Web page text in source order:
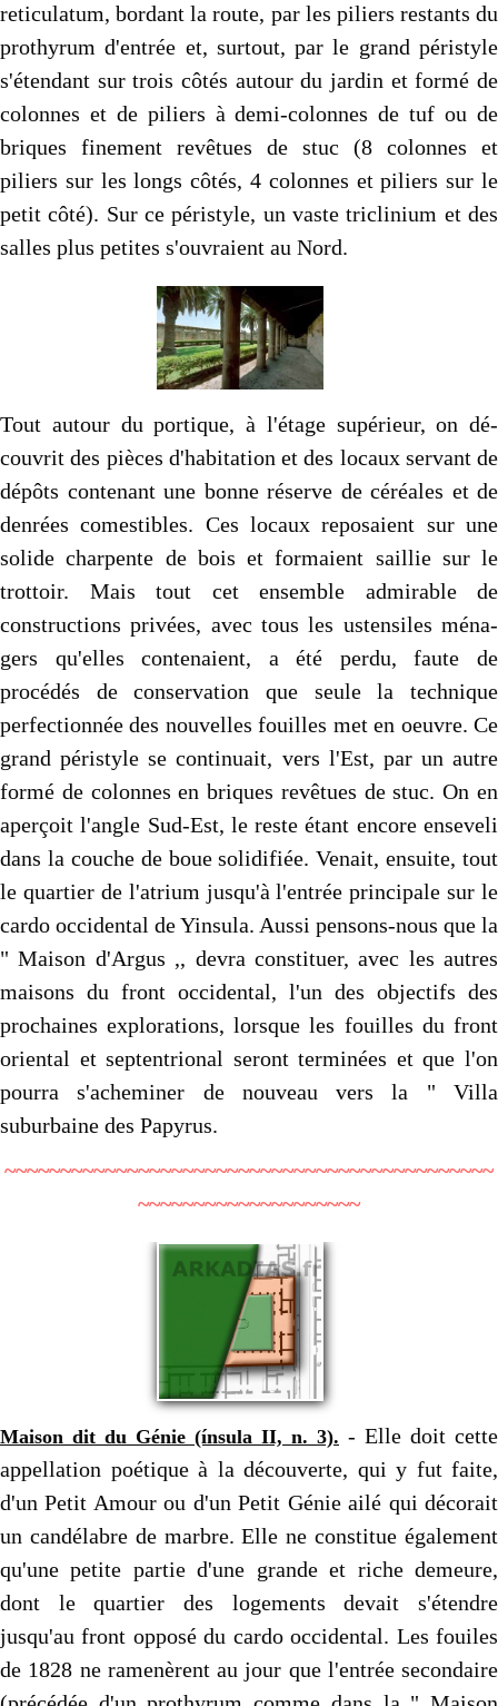
reticulatum, bordant la route, par les piliers restants du
prothyrum d'entrée et, surtout, par le grand péristyle
s'étendant sur trois côtés autour du jardin et formé de
colonnes et de piliers à demi-colonnes de tuf ou de
briques finement revêtues de stuc (8 colonnes et
piliers sur les longs côtés, 4 colonnes et piliers sur le
petit côté). Sur ce péri­style, un vaste triclinium et des
salles plus petites s'ouvraient au Nord.
Tout autour du portique, à l'étage supérieur, on dé­
couvrit des pièces d'habitation et des locaux servant de
dépôts contenant une bonne réserve de céréales et de
denrées comes­tibles. Ces locaux reposaient sur une
solide charpente de bois et formaient saillie sur le
trottoir. Mais tout cet ensemble admi­rable de
constructions privées, avec tous les ustensiles ména­
gers qu'elles contenaient, a été perdu, faute de
procédés de conservation que seule la technique
perfectionnée des nouvelles fouilles met en oeuvre. Ce
grand péristyle se continuait, vers l'Est, par un autre
formé de colonnes en briques revêtues de stuc. On en
aperçoit l'angle Sud-Est, le reste étant encore enseveli
dans la couche de boue solidifiée. Venait, ensuite, tout
le quartier de l'atrium jusqu'à l'entrée principale sur le
cardo occidental de Yinsula. Aussi pensons-nous que la
" Maison d'Argus ,, devra constituer, avec les autres
maisons du front occidental, l'un des objectifs des
prochaines explorations, lors­que les fouilles du front
oriental et septentrional seront ter­minées et que l'on
pourra s'acheminer de nouveau vers la " Villa
suburbaine des Papyrus.
~~~~~~~~~~~~~~~~~~~~~~~~~~~~~~~~~~~~~~~~~~~~
~~~~~~~~~~~~~~~~~~~~
Maison dit du Génie (ínsula II, n. 3). - Elle doit cette
appellation poétique à la découverte, qui y fut faite,
d'un Petit Amour ou d'un Petit Génie ailé qui décorait
un candélabre de marbre. Elle ne constitue également
qu'une petite partie d'une grande et riche demeure,
dont le quartier des logements devait s'étendre
jusqu'au front opposé du cardo occidental. Les fouiles
de 1828 ne ramenèrent au jour que l'entrée secon­daire